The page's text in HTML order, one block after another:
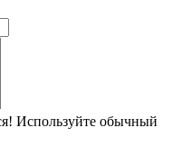
Используйте обычный